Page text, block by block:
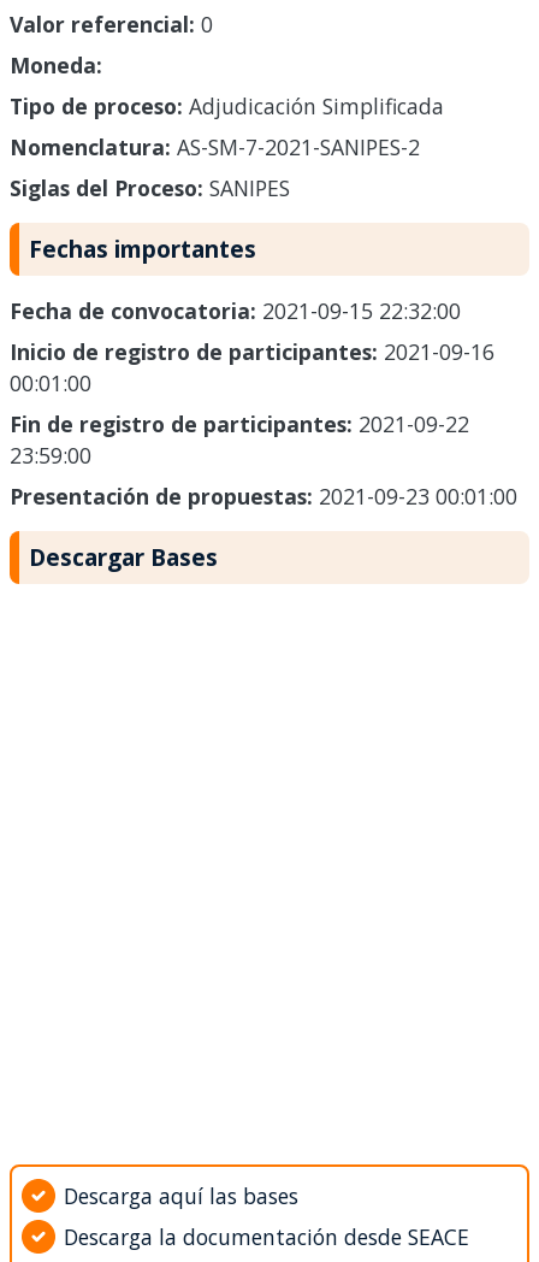
Valor referencial: 0
Moneda:
Tipo de proceso: Adjudicación Simplificada
Nomenclatura: AS-SM-7-2021-SANIPES-2
Siglas del Proceso: SANIPES
Fechas importantes
Fecha de convocatoria: 2021-09-15 22:32:00
Inicio de registro de participantes: 2021-09-16
00:01:00
Fin de registro de participantes: 2021-09-22
23:59:00
Presentación de propuestas: 2021-09-23 00:01:00
Descargar Bases
Descarga aquí las bases
Descarga la documentación desde SEACE